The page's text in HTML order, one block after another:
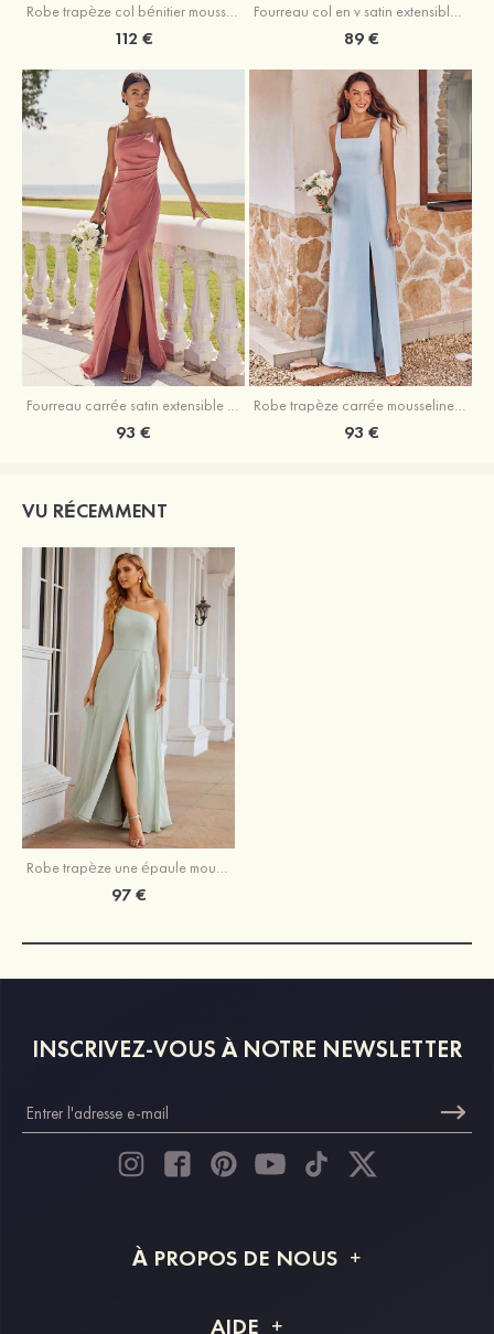
Robe trapèze col bénitier mousseline ras du sol robe de demoiselle d'honneur
112 €
Fourreau col en v satin extensible asymétrique robe de demoiselle d'honneur
89 €
93 € 93 €
VU RÉCEMMENT
Robe trapèze une épaule mousseline longueur ras du sol robe de demoiselle d'honneur avec fendu
97 €
INSCRIVEZ-VOUS À NOTRE NEWSLETTER
À PROPOS DE NOUS
AIDE